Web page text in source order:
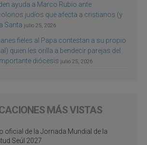
ayuda a Marco Rubio ante
judíos que afecta a cristianos (y
Santa julio 25, 2026
fieles al Papa contestan a su propio
quien les orilla a bendecir parejas del
diócesis julio 25, 2026
MÁS VISTAS
oficial de la Jornada Mundial de la
Seúl 2027